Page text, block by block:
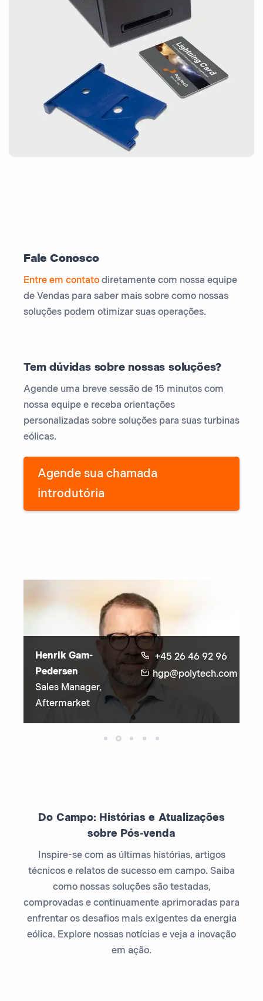
Fale Conosco
Entre em contato diretamente com nossa equipe
de Vendas para saber mais sobre como nossas
soluções podem otimizar suas operações.
Tem dúvidas sobre nossas soluções?
Agende uma breve sessão de 15 minutos com
nossa equipe e receba orientações
personalizadas sobre soluções para suas turbinas
eólicas.
Agende sua chamada
introdutória
Henrik Gam-
Pedersen
Sales Manager,
Aftermarket
+45 26 46 92 96
hgp@polytech.com
Do Campo: Histórias e Atualizações
sobre Pós-venda
Inspire-se com as últimas histórias, artigos
técnicos e relatos de sucesso em campo. Saiba
como nossas soluções são testadas,
comprovadas e continuamente aprimoradas para
enfrentar os desafios mais exigentes da energia
eólica. Explore nossas notícias e veja a inovação
em ação.